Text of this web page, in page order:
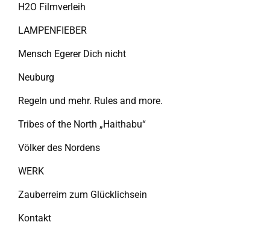
H2O Filmverleih
LAMPENFIEBER
Mensch Egerer Dich nicht
Neuburg
Regeln und mehr. Rules and more.
Tribes of the North „Haithabu“
Völker des Nordens
WERK
Zauberreim zum Glücklichsein
Kontakt